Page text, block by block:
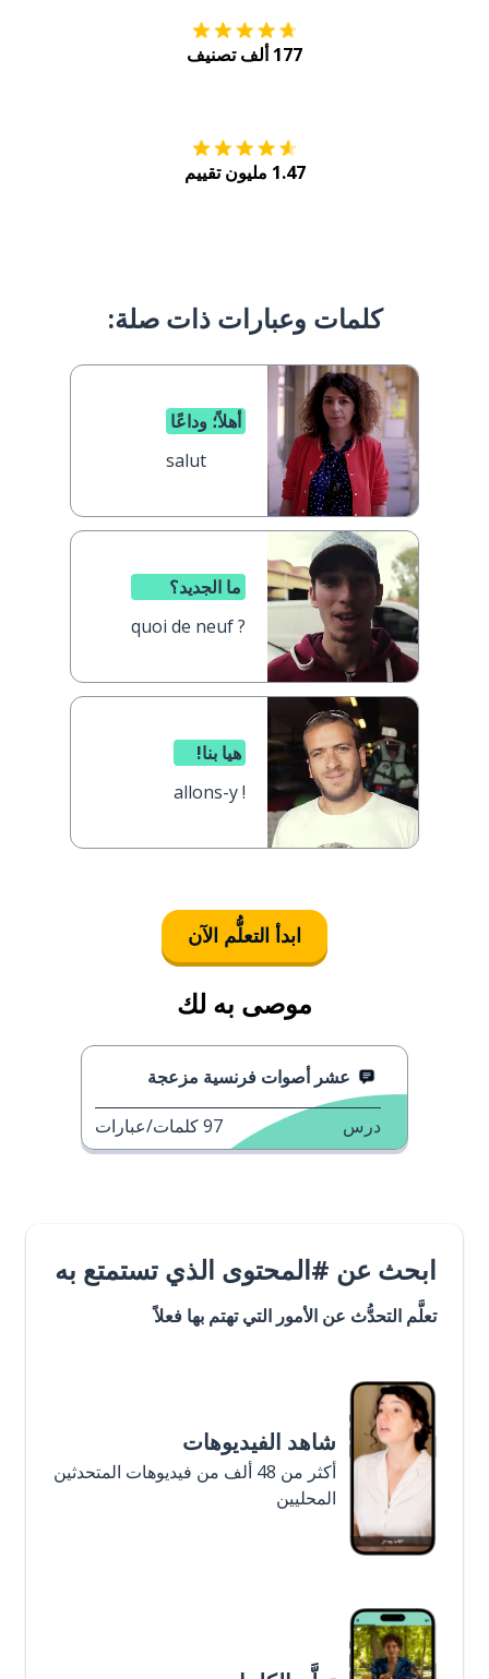
177 ألف تصنيف
1.47 مليون تقييم
كلمات وعبارات ذات صلة:
أهلاً؛ وداعًا
salut
ما الجديد؟
quoi de neuf ?
هيا بنا!
allons-y !
ابدأ التعلُّم الآن
موصى به لك
عشر أصوات فرنسية مزعجة
درس 97كلمات/عبارات
ابحث عن #المحتوى الذي تستمتع به
تعلَّم التحدُّث عن الأمور التي تهتم بها فعلاً
شاهد الفيديوهات
أكثر من 48 ألف من فيديوهات المتحدثين
المحليين